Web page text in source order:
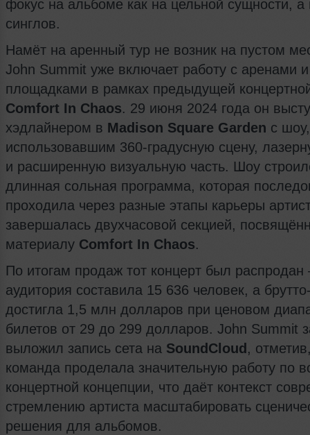
фокус на альбоме как на цельной сущности, а
синглов.
Намёт на аренный тур не возник на пустом
John Summit уже включает работу с аренами
площадками в рамках предыдущей
Comfort In Chaos. 29 июня 2024 года он
хэдлайнером в Madison Square Garden с шоу,
использовавшим 360-градусную сцену,
и расширенную визуальную часть. Шоу
длинная сольная программа, которая
проходила через разные этапы карьеры
завершалась двухчасовой секцией,
материалу Comfort In Chaos.
По итогам продаж тот концерт был
аудитория составила 15 636 человек, а
достигла 1,5 млн долларов при ценовом
билетов от 29 до 299 долларов. John Summit
выложил запись сета на SoundCloud ,
команда проделала значительную работу по
концертной концепции, что даёт контекст
стремлению артиста масштабировать
решения для альбомов.